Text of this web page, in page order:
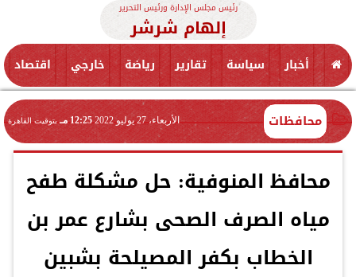
رئيس مجلس الإدارة ورئيس التحرير
إلهام شرشر
أخبار سياسة تقارير رياضة خارجي اقتصاد
محافظات الأربعاء، 27 يوليو 2022 12:25 مـ بتوقيت القاهرة
محافظ المنوفية: حل مشكلة طفح
مياه الصرف الصحى بشارع عمر بن
الخطاب بكفر المصيلحة بشبين